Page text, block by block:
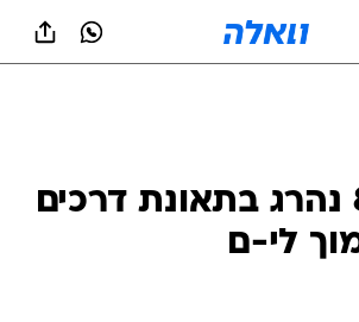
גבר בן 80 נהרג בתאונת דרכים
לי-ם